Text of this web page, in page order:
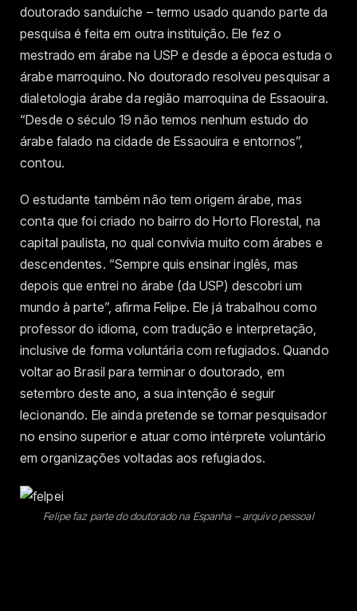
doutorado sanduíche – termo usado quando parte da
pesquisa é feita em outra instituição. Ele fez o
mestrado em árabe na USP e desde a época estuda o
árabe marroquino. No doutorado resolveu pesquisar a
dialetologia árabe da região marroquina de Essaouira.
“Desde o século 19 não temos nenhum estudo do
árabe falado na cidade de Essaouira e entornos”,
contou.
O estudante também não tem origem árabe, mas
conta que foi criado no bairro do Horto Florestal, na
capital paulista, no qual convivia muito com árabes e
descendentes. “Sempre quis ensinar inglês, mas
depois que entrei no árabe (da USP) descobri um
mundo à parte”, afirma Felipe. Ele já trabalhou como
professor do idioma, com tradução e interpretação,
inclusive de forma voluntária com refugiados. Quando
voltar ao Brasil para terminar o doutorado, em
setembro deste ano, a sua intenção é seguir
lecionando. Ele ainda pretende se tornar pesquisador
no ensino superior e atuar como intérprete voluntário
em organizações voltadas aos refugiados.
Felipe faz parte do doutorado na Espanha – arquivo pessoal